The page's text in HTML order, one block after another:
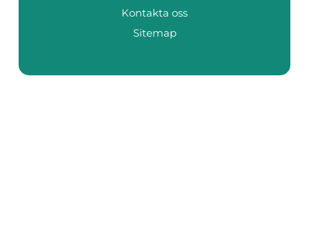
Kontakta oss
Sitemap